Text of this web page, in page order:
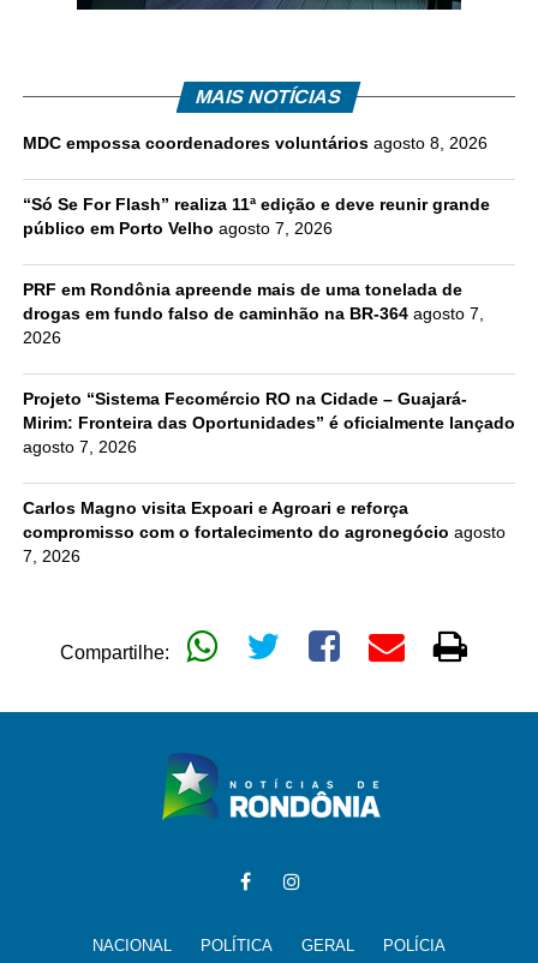
MAIS NOTÍCIAS
MDC empossa coordenadores voluntários agosto 8, 2026
“Só Se For Flash” realiza 11ª edição e deve reunir grande
público em Porto Velho agosto 7, 2026
PRF em Rondônia apreende mais de uma tonelada de
drogas em fundo falso de caminhão na BR-364 agosto 7,
2026
Projeto “Sistema Fecomércio RO na Cidade – Guajará-
Mirim: Fronteira das Oportunidades” é oficialmente lançado
agosto 7, 2026
Carlos Magno visita Expoari e Agroari e reforça
compromisso com o fortalecimento do agronegócio agosto
7, 2026
Compartilhe:
NACIONAL POLÍTICA GERAL POLÍCIA